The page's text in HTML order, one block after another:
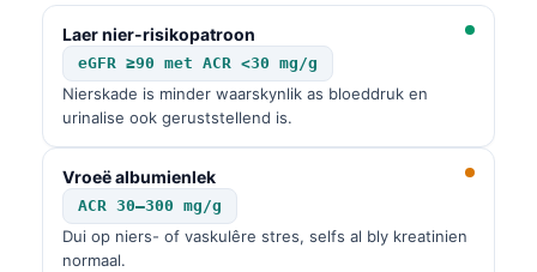
Laer nier-risikopatroon
eGFR ≥90 met ACR <30 mg/g
Nierskade is minder waarskynlik as bloeddruk en
urinalise ook geruststellend is.
Vroeë albumienlek
ACR 30–300 mg/g
Dui op niers- of vaskulêre stres, selfs al bly kreatinien
normaal.